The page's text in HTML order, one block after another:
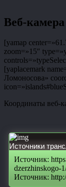
Веб-
[yamap
zoom=»15″
[yaplacemark
Ломоносова»
Координаты веб-
Источники
Источник:
dzerzhinskogo-
Источник: